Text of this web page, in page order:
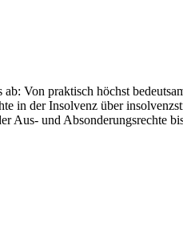
Von praktisch höchst
in der Insolvenz über
Aus- und Absonderungsrechte